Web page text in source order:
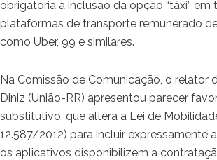
obrigatória a inclusão da opção “táxi” em
plataformas de transporte remunerado
como Uber, 99 e similares.
Na Comissão de Comunicação, o relator
Diniz (União-RR) apresentou parecer
substitutivo, que altera a Lei de
12.587/2012) para incluir expressamente
os aplicativos disponibilizem a